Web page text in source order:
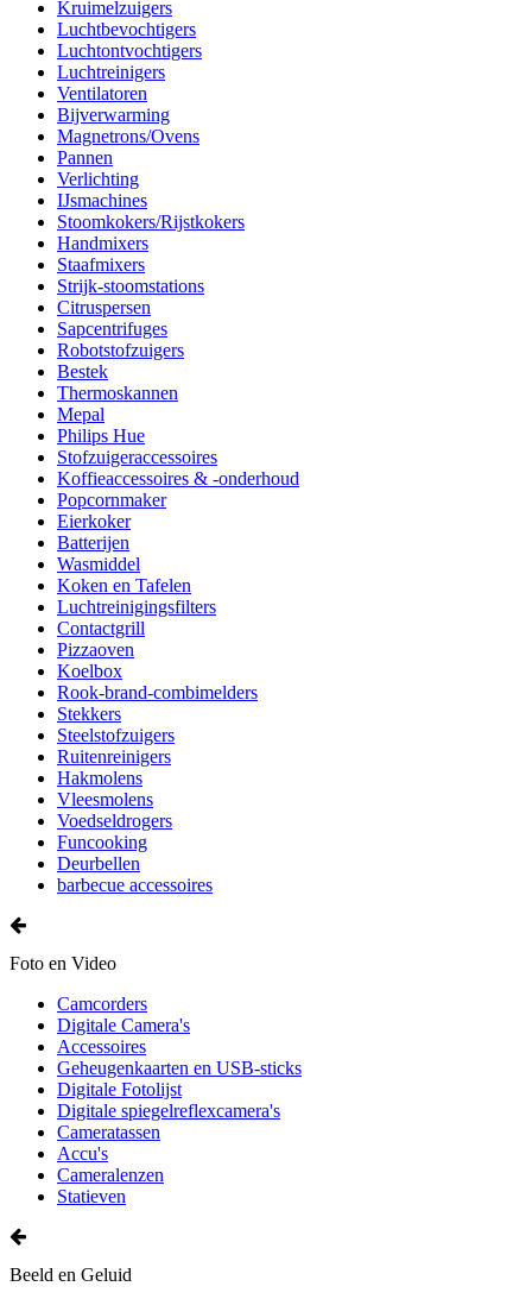
Kruimelzuigers
Luchtbevochtigers
Luchtontvochtigers
Luchtreinigers
Ventilatoren
Bijverwarming
Magnetrons/Ovens
Pannen
Verlichting
IJsmachines
Stoomkokers/Rijstkokers
Handmixers
Staafmixers
Strijk-stoomstations
Citruspersen
Sapcentrifuges
Robotstofzuigers
Bestek
Thermoskannen
Mepal
Philips Hue
Stofzuigeraccessoires
Koffieaccessoires & -onderhoud
Popcornmaker
Eierkoker
Batterijen
Wasmiddel
Koken en Tafelen
Luchtreinigingsfilters
Contactgrill
Pizzaoven
Koelbox
Rook-brand-combimelders
Stekkers
Steelstofzuigers
Ruitenreinigers
Hakmolens
Vleesmolens
Voedseldrogers
Funcooking
Deurbellen
barbecue accessoires
Foto en Video
Camcorders
Digitale Camera's
Accessoires
Geheugenkaarten en USB-sticks
Digitale Fotolijst
Digitale spiegelreflexcamera's
Cameratassen
Accu's
Cameralenzen
Statieven
Beeld en Geluid